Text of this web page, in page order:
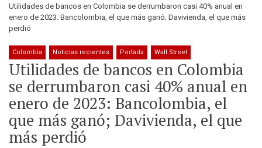
Utilidades de bancos en Colombia se derrumbaron casi 40% anual en
enero de 2023: Bancolombia, el que más ganó; Davivienda, el que más
perdió
Colombia Noticias recientes Portada Wall Street
Utilidades de bancos en Colombia
se derrumbaron casi 40% anual en
enero de 2023: Bancolombia, el
que más ganó; Davivienda, el que
más perdió